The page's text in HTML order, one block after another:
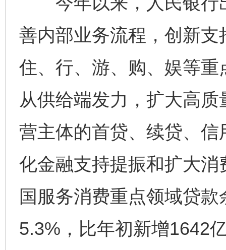
善内部业务流程，创新
住、行、游、购、娱等
从供给端发力，扩大高
营主体的首贷、续贷、
化金融支持提振和扩大
国服务消费重点领域贷
5.3%，比年初新增1642